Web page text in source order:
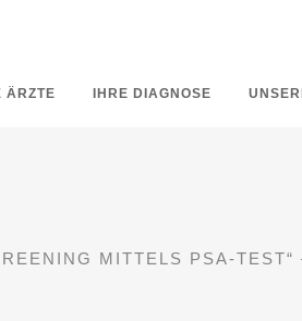
ÄRZTE IHRE DIAGNOSE
MITTELS PSA-